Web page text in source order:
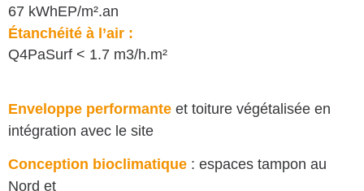
67 kWhEP/m².an
Étanchéité à l’air :
Q4PaSurf < 1.7 m3/h.m²
Enveloppe performante et toiture végétalisée en
intégration avec le site
Conception bioclimatique : espaces tampon au
Nord et